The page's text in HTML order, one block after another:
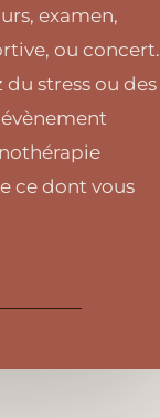
examen,
ou concert.
du stress ou des
ce dont vous